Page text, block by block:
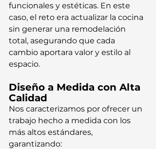
funcionales y estéticas. En este
caso, el reto era actualizar la cocina
sin generar una remodelación
total, asegurando que cada
cambio aportara valor y estilo al
espacio.
Diseño a Medida con Alta
Calidad
Nos caracterizamos por ofrecer un
trabajo hecho a medida con los
más altos estándares,
garantizando: